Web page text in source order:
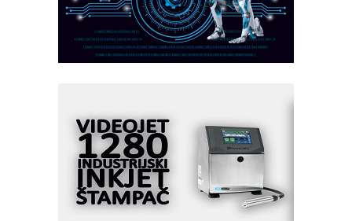
Razvoj asortimanskog pravca MINI-
PLC AKYTEC
AUKOM: Svetski standard metrologije
dostupan u Srbiji
I.SAFE MOBILE revolucioniše
industrijsku automatizaciju
pionirskimmobile operator PANEL-OM
Fleksibilno stezanje i brzo
podešavanje u proizvodnji prototipova
KIP KOP – napredna rešenja za